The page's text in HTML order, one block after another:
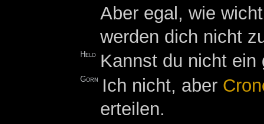
Aber egal, wie
werden dich nicht
Held Kannst du nicht ein
Gorn Ich nicht, aber
erteilen.